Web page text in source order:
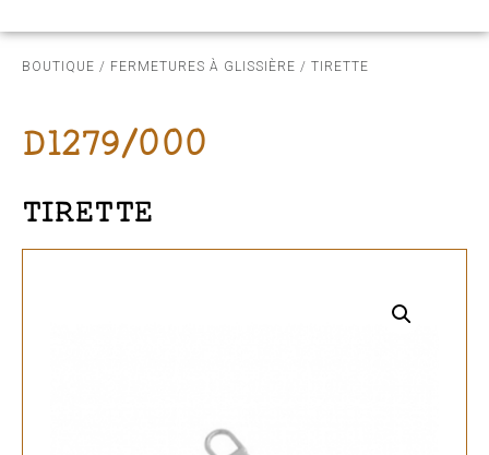
BOUTIQUE / FERMETURES À GLISSIÈRE / TIRETTE
D1279/000
TIRETTE